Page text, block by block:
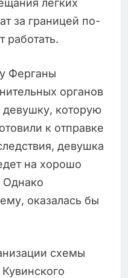
лёгких
за границей по-
Ферганы
органов
которую
к отправке
девушка
на хорошо
Однако
оказалась бы
схемы